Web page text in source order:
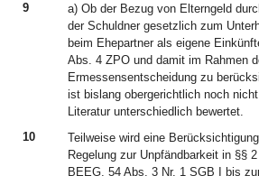
9
a) Ob der Bezug von Elterngeld
der Schuldner gesetzlich zum
beim Ehepartner als eigene
Abs. 4 ZPO und damit im Rahmen
Ermessensentscheidung zu
ist bislang obergerichtlich noch
Literatur unterschiedlich bewertet.
10
Teilweise wird eine
Regelung zur Unpfändbarkeit in §§
BEEG, 54 Abs. 3 Nr. 1 SGB I bis